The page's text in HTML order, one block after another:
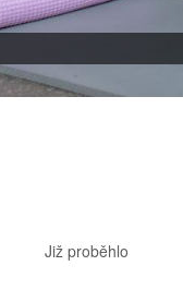
Již proběhlo